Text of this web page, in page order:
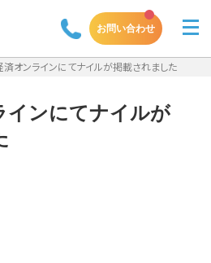
お問い合わせ
済オンラインにてナイルが掲載されました
インにてナイルが